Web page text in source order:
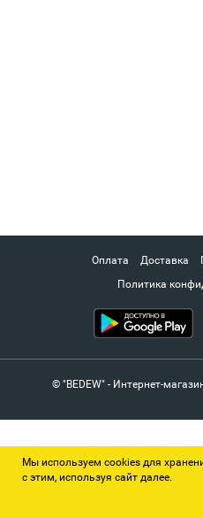
Оплата Доставка
Политика
© "BEDEW" - Интернет-
Мы используем cookies для
с этим, используя сайт далее.